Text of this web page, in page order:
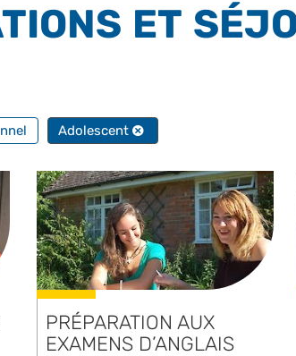
ET
Adolescent
PRÉPARATION AUX
EXAMENS D’ANGLAIS